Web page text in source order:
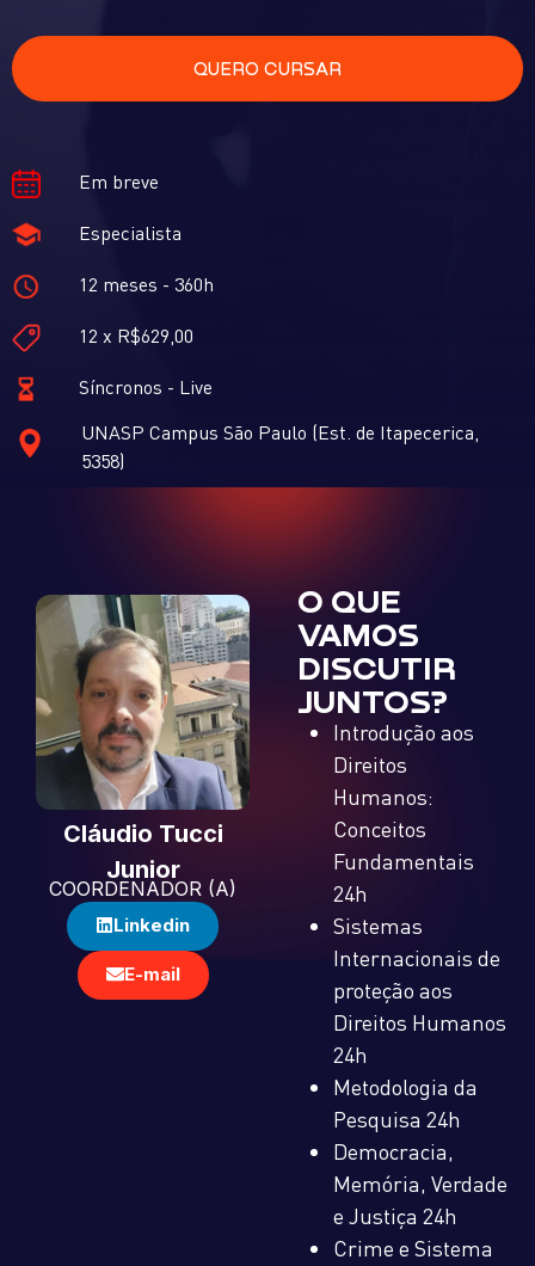
QUERO CURSAR
Em breve
Especialista
12 meses - 360h
12 x R$629,00
Síncronos - Live
UNASP Campus São Paulo (Est. de Itapecerica,
5358)
Cláudio Tucci
Junior
COORDENADOR (A)
Linkedin
E-mail
O QUE
VAMOS
DISCUTIR
JUNTOS?
Introdução aos
Direitos
Humanos:
Conceitos
Fundamentais
24h
Sistemas
Internacionais de
proteção aos
Direitos Humanos
24h
Metodologia da
Pesquisa 24h
Democracia,
Memória, Verdade
e Justiça 24h
Crime e Sistema